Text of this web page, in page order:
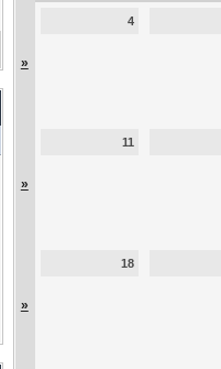
»
4
»
11
»
18